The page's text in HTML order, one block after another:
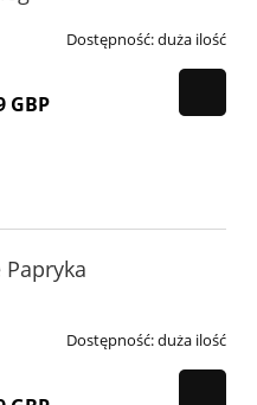
Dostępność:duża ilość
GBP
Dostępność:duża ilość